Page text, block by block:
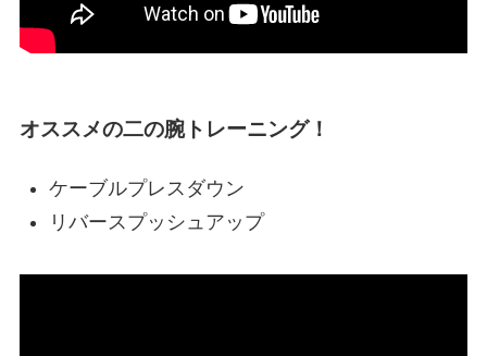
オススメの二の腕トレーニング！
ケーブルプレスダウン
リバースプッシュアップ